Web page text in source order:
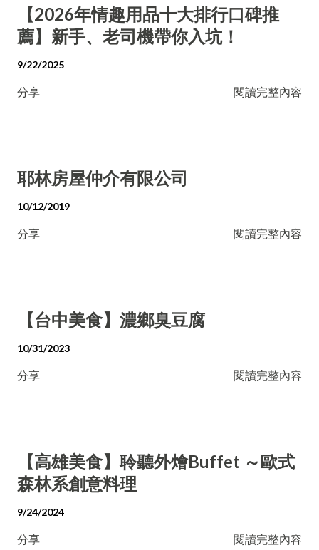
【2026年情趣用品十大排行口碑推
薦】新手、老司機帶你入坑！
9/22/2025
分享 閱讀完整內容
耶林房屋仲介有限公司
10/12/2019
分享 閱讀完整內容
【台中美食】濃鄉臭豆腐
10/31/2023
分享 閱讀完整內容
【高雄美食】聆聽外燴Buffet ～歐式
森林系創意料理
9/24/2024
分享 閱讀完整內容